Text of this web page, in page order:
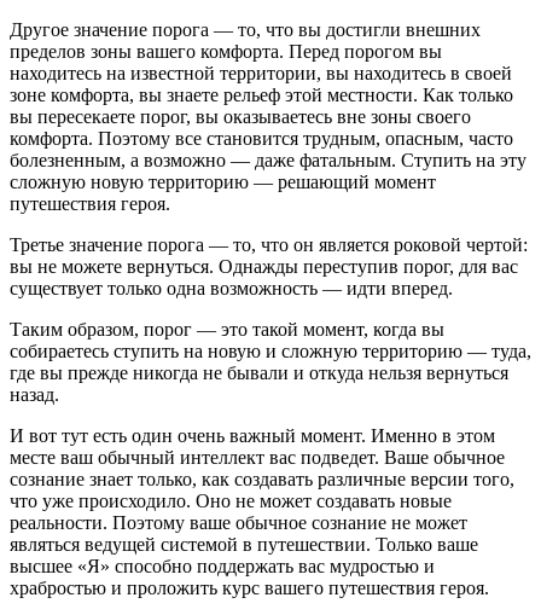
Другое значение порога — то, что вы достигли внешних
пределов зоны вашего комфорта. Перед порогом вы
находитесь на известной территории, вы находитесь в своей
зоне комфорта, вы знаете рельеф этой местности. Как только
вы пересекаете порог, вы оказываетесь вне зоны своего
комфорта. Поэтому все становится трудным, опасным, часто
болезненным, а возможно — даже фатальным. Ступить на эту
сложную новую территорию — решающий момент
путешествия героя.
Третье значение порога — то, что он является роковой чертой:
вы не можете вернуться. Однажды переступив порог, для вас
существует только одна возможность — идти вперед.
Таким образом, порог — это такой момент, когда вы
собираетесь ступить на новую и сложную территорию — туда,
где вы прежде никогда не бывали и откуда нельзя вернуться
назад.
И вот тут есть один очень важный момент. Именно в этом
месте ваш обычный интеллект вас подведет. Ваше обычное
сознание знает только, как создавать различные версии того,
что уже происходило. Оно не может создавать новые
реальности. Поэтому ваше обычное сознание не может
являться ведущей системой в путешествии. Только ваше
высшее «Я» способно поддержать вас мудростью и
храбростью и проложить курс вашего путешествия героя.